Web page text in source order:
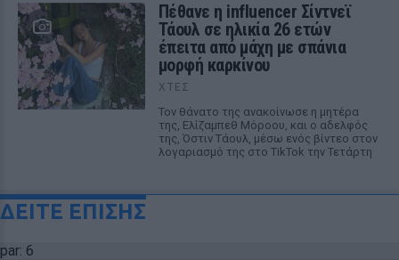
Πέθανε η influencer Σίντνεϊ
Τάουλ σε ηλικία 26 ετών
έπειτα από μάχη με σπάνια
μορφή καρκίνου
ΧΤΕΣ
Τον θάνατο της ανακοίνωσε η μητέρα
της, Ελίζαμπεθ Μόροου, και ο αδελφός
της, Όστιν Τάουλ, μέσω ενός βίντεο στον
λογαριασμό της στο TikTok την Τετάρτη
ΔΕΙΤΕ ΕΠΙΣΗΣ
par: 6